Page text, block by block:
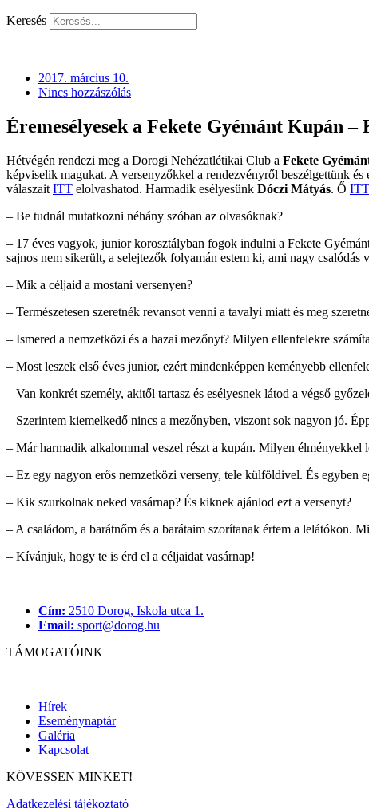
Keresés
2017. március 10.
Nincs hozzászólás
Éremesélyesek a Fekete Gyémánt Kupán –
Hétvégén rendezi meg a Dorogi Nehézatlétikai Club a Fekete
képviselik magukat. A versenyzőkkel a rendezvényről beszélgettünk
válaszait ITT elolvashatod. Harmadik esélyesünk Dóczi Mátyás. Ő ITT
– Be tudnál mutatkozni néhány szóban az olvasóknak?
– 17 éves vagyok, junior korosztályban fogok indulni a Fekete
sajnos nem sikerült, a selejtezők folyamán estem ki, ami nagy csalódás
– Mik a céljaid a mostani versenyen?
– Természetesen szeretnék revansot venni a tavalyi miatt és meg
– Ismered a nemzetközi és a hazai mezőnyt? Milyen ellenfelekre
– Most leszek első éves junior, ezért mindenképpen keményebb
– Van konkrét személy, akitől tartasz és esélyesnek látod a végső
– Szerintem kiemelkedő nincs a mezőnyben, viszont sok nagyon jó.
– Már harmadik alkalommal veszel részt a kupán. Milyen élményekkel
– Ez egy nagyon erős nemzetközi verseny, tele külföldivel. És egyben
– Kik szurkolnak neked vasárnap? És kiknek ajánlod ezt a versenyt?
– A családom, a barátnőm és a barátaim szorítanak értem a lelátókon.
– Kívánjuk, hogy te is érd el a céljaidat vasárnap!
Cím: 2510 Dorog, Iskola utca 1.
Email: sport@dorog.hu
TÁMOGATÓINK
Hírek
Eseménynaptár
Galéria
Kapcsolat
KÖVESSEN MINKET!
Adatkezelési tájékoztató